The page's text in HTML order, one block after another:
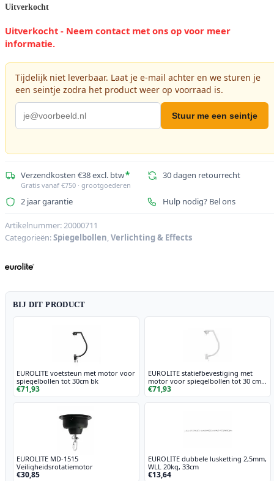
Uitverkocht
Uitverkocht - Neem contact met ons op voor meer
informatie.
Tijdelijk niet leverbaar. Laat je e-mail achter en we sturen je
een seintje zodra het product weer op voorraad is.
Stuur me een seintje
Verzendkosten €38 excl. btw*
Gratis vanaf €750 · grootgoederen
30 dagen retourrecht
2 jaar garantie Hulp nodig? Bel ons
Artikelnummer:20000711
Categorieën:Spiegelbollen,Verlichting & Effects
BIJ DIT PRODUCT
EUROLITE voetsteun met motor voor
spiegelbollen tot 30cm bk
€71,93
EUROLITE statiefbevestiging met
motor voor spiegelbollen tot 30 cm
wh
€71,93
EUROLITE MD-1515
Veiligheidsrotatiemotor
€30,85
EUROLITE dubbele lusketting 2,5mm,
WLL 20kg, 33cm
€13,64